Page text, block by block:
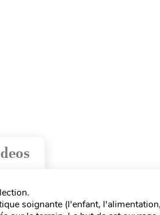
soignante (l'enfant,